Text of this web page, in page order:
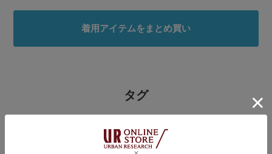
着用アイテムをまとめ買い
タグ
#何度でも着たいスタメン服 #サンダル